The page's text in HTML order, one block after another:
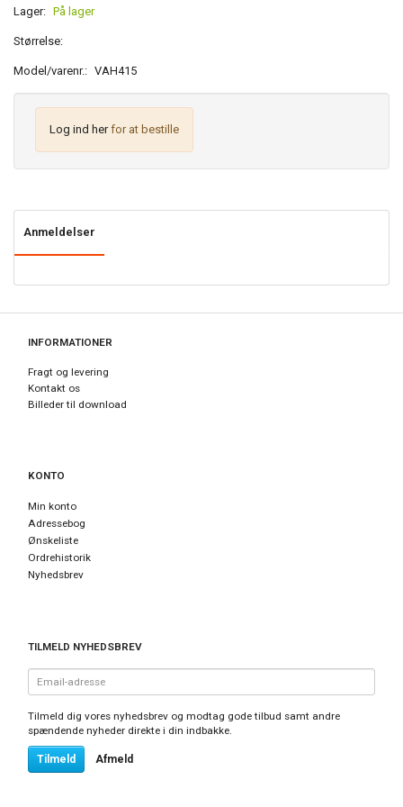
Lager: På lager
Størrelse:
Model/varenr.: VAH415
Log ind herfor at bestille
Anmeldelser
INFORMATIONER
Fragt og levering
Kontakt os
Billeder til download
KONTO
Min konto
Adressebog
Ønskeliste
Ordrehistorik
Nyhedsbrev
TILMELD NYHEDSBREV
adresse
Tilmeld dig vores nyhedsbrev og modtag gode tilbud samt andre
spændende nyheder direkte i din indbakke.
Tilmeld Afmeld